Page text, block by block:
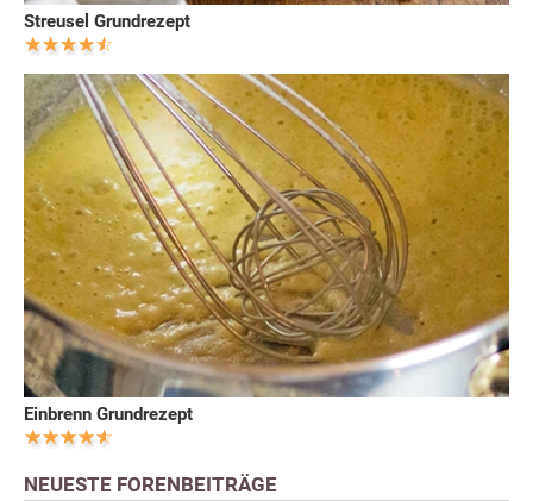
Streusel Grundrezept
Einbrenn Grundrezept
NEUESTE FORENBEITRÄGE